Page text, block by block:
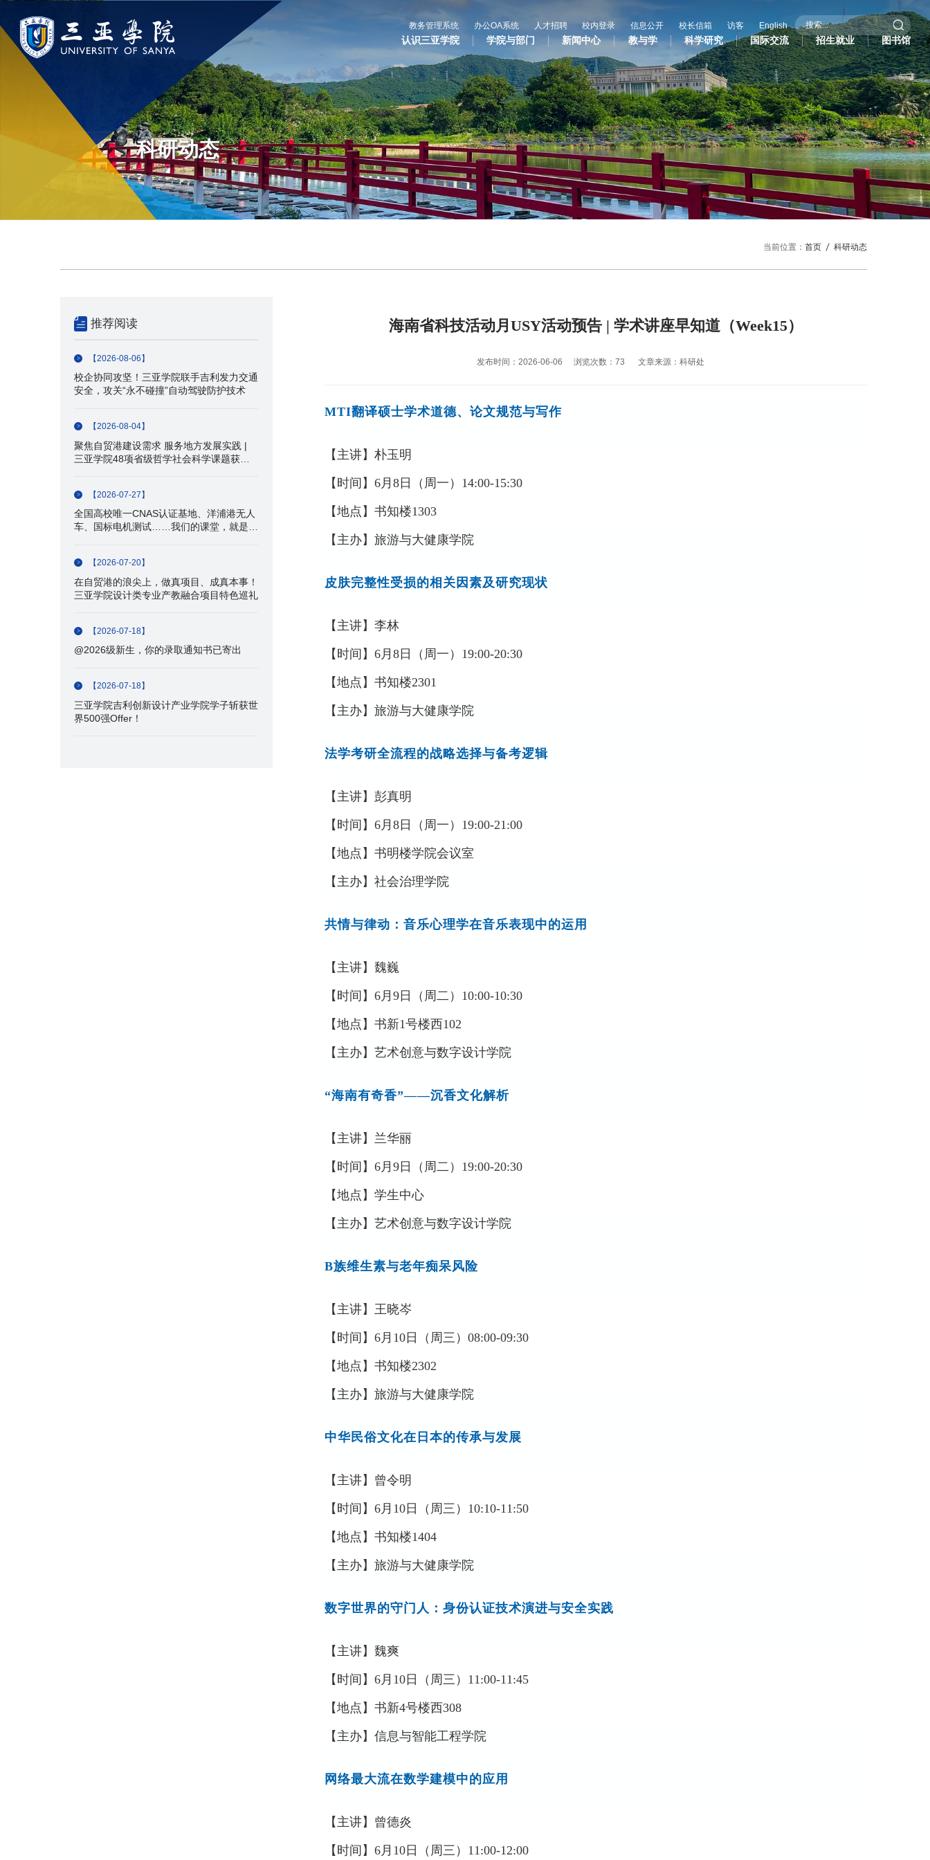
教务管理系统 办公OA系统 人才招聘 校内登录 信息公开 校长信箱 访客 English
认识三亚学院 学院与部门 新闻中心 教与学 科学研究 国际交流 招生就业 图书馆
认识三亚学院
校风与校训
校园风景
学院与部门
学院
部门
新闻中心
新闻速递
传媒视点
校园地图
USY印象
教与学
专业设置
辅修专业
语言文字网
科学研究
科研平台
科研项目
科研奖项
国际交流
合作办学
国际学生
国际合作与交流处
三亚学院公共外交研究中心
招生就业
招生信息
就业服务
研究生招生
图书馆
科研动态
当前位置：首页 科研动态
海南省科技活动月USY活动预告 | 学术讲座早知道（Week15）
发布时间：2026-06-06 浏览次数： 73 文章来源：科研处
MTI翻译硕士学术道德、论文规范与写作
【主讲】朴玉明
【时间】6月8 日（周一） 14:00-15:30
【地点】书知楼1303
【主办】旅游与大健康学院
皮肤完整性受损的相关因素及研究现状
【主讲】李林
【时间】6月8 日（周一） 19:00-20:30
【地点】书知楼2301
【主办】旅游与大健康学院
法学考研全流程的战略选择与备考逻辑
【主讲】彭真明
【时间】6月8 日（周一） 19:00-21:00
【地点】书明楼学院会议室
【主办】社会治理学院
共情与律动：音乐心理学在音乐表现中的运用
【主讲】魏巍
【时间】6月9 日（周二 ） 10:00-10:30
【地点】书新1号楼西102
【主办】艺术创意与数字设计学院
“海南有奇香”——沉香文化解析
【主讲】 兰华丽
【时间】6月9 日（周二 ） 19:00-20:30
【地点】学生中心
【主办】艺术创意与数字设计学院
B族维生素与老年痴呆风险
【主讲】王晓岑
【时间】6月 10 日（周三 ）08:00-09:30
【地点】书知楼2302
【主办】旅游与大健康学院
中华民俗文化在日本的传承与发展
【主讲】 曾令明
【时间】6月 10 日（周三 ） 10:10-11:50
【地点】书知楼1404
【主办】旅游与大健康学院
数字世界的守门人：身份认证技术演进与安全实践
【主讲】魏爽
【时间】6月 10 日（周三） 11:00-11:45
【地点】书新4号楼西308
【主办】信息与智能工程学院
网络最大流在数学建模中的应用
【主讲】 曾德炎
【时间】6月 10 日（周三 ） 11:00-12:00
推荐阅读
【2026-08-06】
校企协同攻坚！三亚学院联手吉利发力交通
安全，攻关“永不碰撞”自动驾驶防护技术
【2026-08-04】
聚焦自贸港建设需求 服务地方发展实践 |
三亚学院48项省级哲学社会科学课题获批
【2026-07-27】
全国高校唯一CNAS认证基地、洋浦港无人
车、国标电机测试……我们的课堂，就是产
【2026-07-20】
在自贸港的浪尖上，做真项目、成真本事！
三亚学院设计类专业产教融合项目特色巡礼
【2026-07-18】
@2026级新生，你的录取通知书已寄出
【2026-07-18】
三亚学院吉利创新设计产业学院学子斩获世
界500强Offer！